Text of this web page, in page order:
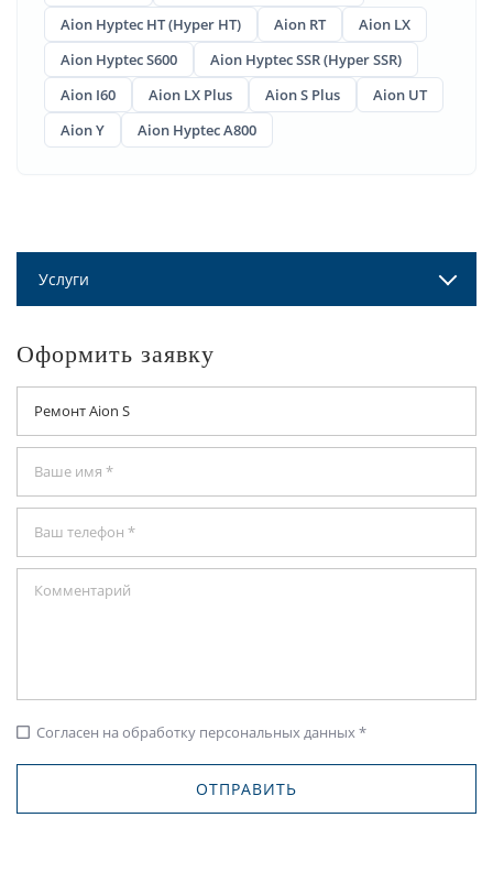
Aion Hyptec HT (Hyper HT)
Aion RT
Aion LX
Aion Hyptec S600
Aion Hyptec SSR (Hyper SSR)
Aion I60
Aion LX Plus Aion S Plus
Aion UT
Aion Y
Aion Hyptec A800
Услуги
Оформить заявку
check_box_outline_blank Согласен на обработку персональных данных *